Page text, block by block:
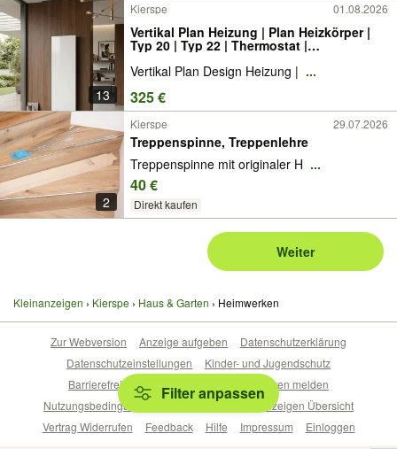
13
Kierspe 01.08.2026
Vertikal Plan Heizung | Plan Heizkörper |
Typ 20 | Typ 22 | Thermostat |
Mittelanschluss | Designer Heizung | flach
| glatt | Luxus | Heizung 6 Anschlüsse |
Ventil | Halterungen modern Luxus glatt
NEU
Vertikal Plan Design Heizung | ...
325 €
2
Kierspe 29.07.2026
Treppenspinne, Treppenlehre
Treppenspinne mit originaler H ...
40 €
Direkt kaufen
Weiter
Kleinanzeigen Kierspe Haus & Garten Heimwerken
Filter anpassen
Zur Webversion Anzeige aufgeben
Datenschutzerklärung
Datenschutzeinstellungen
Kinder- und Jugendschutz
Barrierefreiheitserklärung
Sicherheitslücken melden
Nutzungsbedingungen
Beliebte Suchen
Anzeigen Übersicht
Vertrag Widerrufen
Feedback Hilfe Impressum Einloggen